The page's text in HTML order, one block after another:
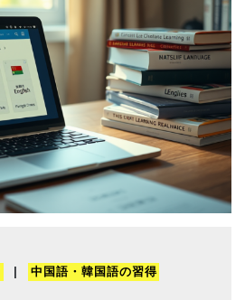
中国語・韓国語の習得